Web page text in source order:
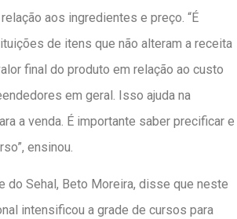
aos ingredientes e preço. “É
de itens que não alteram a receita
final do produto em relação ao custo
em geral. Isso ajuda na
a venda. É importante saber precificar e
ensinou.
do Sehal, Beto Moreira, disse que neste
intensificou a grade de cursos para